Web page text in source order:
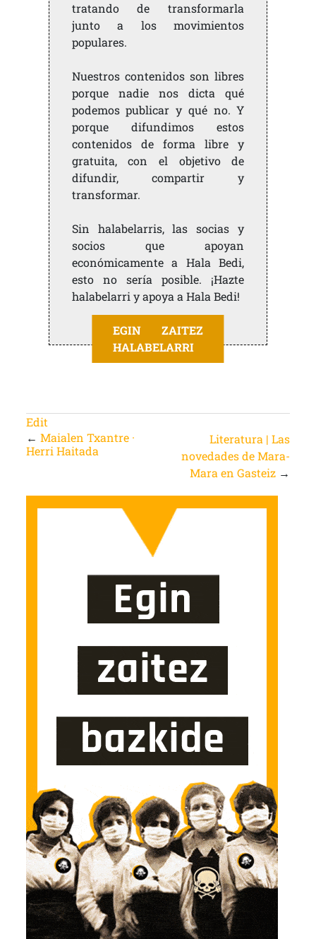
tratando de transformarla
junto a los movimientos
populares.
Nuestros contenidos son libres
porque nadie nos dicta qué
podemos publicar y qué no. Y
porque difundimos estos
contenidos de forma libre y
gratuita, con el objetivo de
difundir, compartir y
transformar.
Sin halabelarris, las socias y
socios que apoyan
económicamente a Hala Bedi,
esto no sería posible. ¡Hazte
halabelarri y apoya a Hala Bedi!
EGIN ZAITEZ
HALABELARRI
Edit
← Maialen Txantre ·
Herri Haitada
Literatura | Las
novedades de Mara-
Mara en Gasteiz →